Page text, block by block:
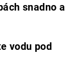
snadno a
vodu pod